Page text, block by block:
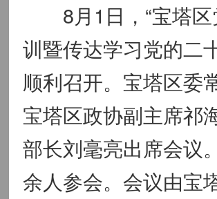
8月1日，“宝塔区
训暨传达学习党的二
顺利召开。宝塔区委
宝塔区政协副主席祁
部长刘毫亮出席会议
余人参会。会议由宝